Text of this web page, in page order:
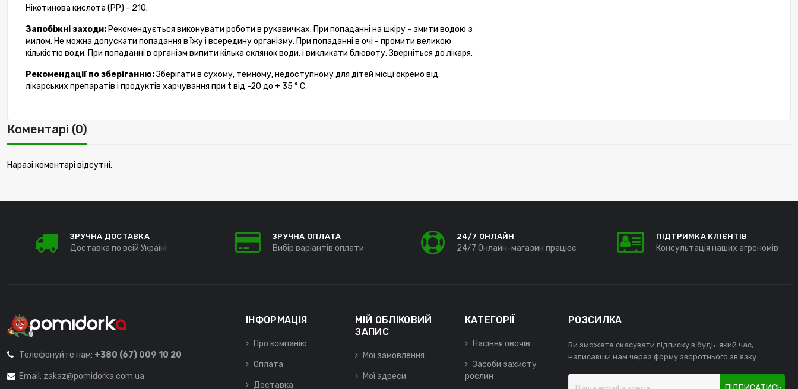
Нікотинова кислота (РР) - 210.
Запобіжні заходи: Рекомендується виконувати роботи в рукавичках. При попаданні на шкіру - змити водою з
милом. Не можна допускати попадання в їжу і всередину організму. При попаданні в очі - промити великою
кількістю води. При попаданні в організм випити кілька склянок води, і викликати блювоту. Зверніться до лікаря.
Рекомендації по зберіганню:Зберігати в сухому, темному, недоступному для дітей місці окремо від
лікарських препаратів і продуктів харчування при t від -20 до + 35 ° C.
Коментарі (0)
Наразі коментарі відсутні.
ЗРУЧНА ДОСТАВКА
Доставка по всій Україні
ЗРУЧНА ОПЛАТА
Вибір варіантів оплати
24/7 ОНЛАЙН
24/7 Онлайн-магазин працює
ПІДТРИМКА КЛІЄНТІВ
Консультація наших агрономів
Телефонуйте нам: +380 (67) 009 10 20
Email: zakaz@pomidorka.com.ua
ІНФОРМАЦІЯ
Про компанію
Оплата
Доставка
МІЙ ОБЛІКОВИЙ
ЗАПИС
Мої замовлення
Мої адреси
КАТЕГОРІЇ
Насіння овочів
Засоби захисту
рослин
РОЗСИЛКА
Ви зможете скасувати підписку в будь-який час,
написавши нам через форму зворотнього зв'язку.